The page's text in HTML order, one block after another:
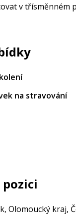
v třísměnném
na stravování
, Olomoucký kraj,